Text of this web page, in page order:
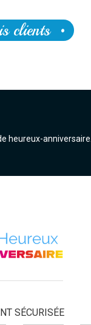
clients
heureux-
SÉCURISÉE